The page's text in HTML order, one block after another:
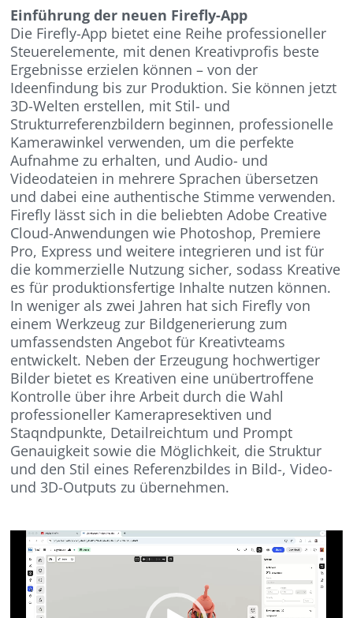
Einführung der neuen Firefly-App
Die Firefly-App bietet eine Reihe professioneller
Steuerelemente, mit denen Kreativprofis beste
Ergebnisse erzielen können – von der
Ideenfindung bis zur Produktion. Sie können jetzt
3D-Welten erstellen, mit Stil- und
Strukturreferenzbildern beginnen, professionelle
Kamerawinkel verwenden, um die perfekte
Aufnahme zu erhalten, und Audio- und
Videodateien in mehrere Sprachen übersetzen
und dabei eine authentische Stimme verwenden.
Firefly lässt sich in die beliebten Adobe Creative
Cloud-Anwendungen wie Photoshop, Premiere
Pro, Express und weitere integrieren und ist für
die kommerzielle Nutzung sicher, sodass Kreative
es für produktionsfertige Inhalte nutzen können.
In weniger als zwei Jahren hat sich Firefly von
einem Werkzeug zur Bildgenerierung zum
umfassendsten Angebot für Kreativteams
entwickelt. Neben der Erzeugung hochwertiger
Bilder bietet es Kreativen eine unübertroffene
Kontrolle über ihre Arbeit durch die Wahl
professioneller Kamerapresektiven und
Staqndpunkte, Detailreichtum und Prompt
Genauigkeit sowie die Möglichkeit, die Struktur
und den Stil eines Referenzbildes in Bild-, Video-
und 3D-Outputs zu übernehmen.
Video-
Player